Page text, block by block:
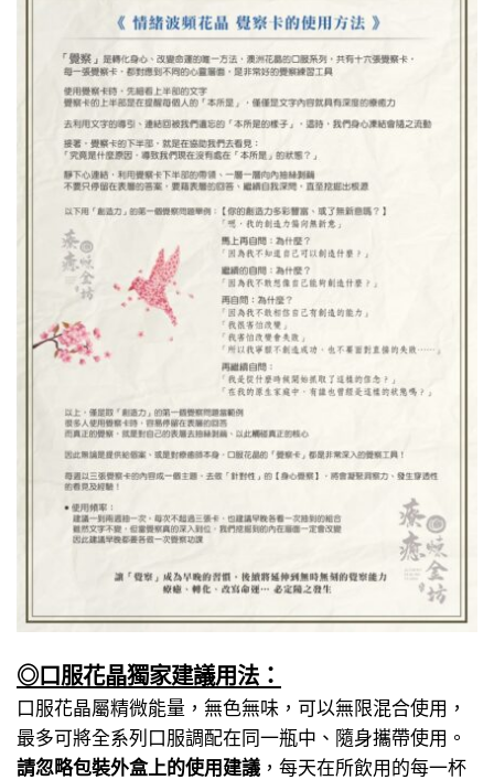
◎口服花晶獨家建議用法：
口服花晶屬精微能量，無色無味，可以無限混合使用，
最多可將全系列口服調配在同一瓶中、隨身攜帶使用。
請忽略包裝外盒上的使用建議 ，每天在所飲用的每一杯